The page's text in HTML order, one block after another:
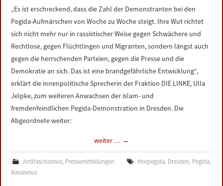
„Es ist erschreckend, dass die Zahl der Demonstranten bei den
Pegida-Aufmärschen von Woche zu Woche steigt. Ihre Wut richtet
sich nicht mehr nur in rassistischer Weise gegen Schwächere und
Rechtlose, gegen Flüchtlingen und Migranten, sondern längst auch
gegen die herrschenden Parteien, gegen die Presse und die
Demokratie an sich. Das ist eine brandgefährliche Entwicklung“,
erklärt die innenpolitische Sprecherin der Fraktion DIE LINKE, Ulla
Jelpke, zum weiteren Anwachsen der islam- und
fremdenfeindlichen Pegida-Demonstration in Dresden. Die
Abgeordnete weiter:
weiter … →
Antifaschismus, Pressemitteilungen #nopegida, Dresden, Pegida,
Rassismus